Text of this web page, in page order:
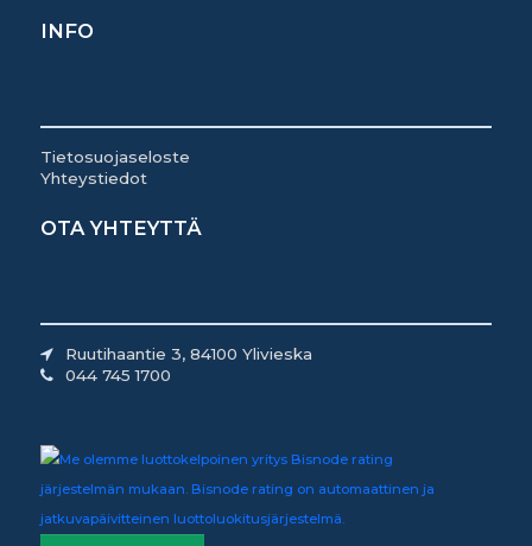
INFO
Tietosuojaseloste
Yhteystiedot
OTA YHTEYTTÄ
Ruutihaantie 3, 84100 Ylivieska
044 745 1700